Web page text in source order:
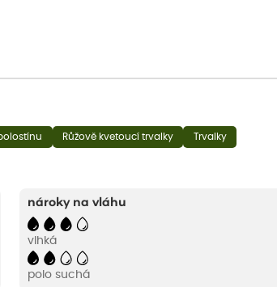
Růžově kvetoucí trvalky Trvalky
nároky na vláhu
vlhká
polo suchá